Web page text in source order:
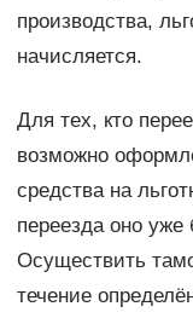
производства,
начисляется.
Для тех, кто
возможно
средства на
переезда оно уже
Осуществить
течение